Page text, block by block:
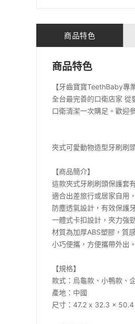
商品特色
商品特色
【牙齒寶寶TeethBaby專
全台最完善的口衛店家 從
口衛清潔一次購足。歡迎
夾式可愛動物造型牙刷刷
【商品簡介】
這款夾式牙刷刷頭保護套
適合出差旅行或居家自用
防塵透氣設計，有效保護
一體式卡扣設計，夾力強
材質為加厚ABS塑膠，質
小巧便攜，方便攜帶外出。
【規格】
款式：烏龜款、小鴨款、
產地：中國
尺寸：47.2 x 32.3 x 50.4